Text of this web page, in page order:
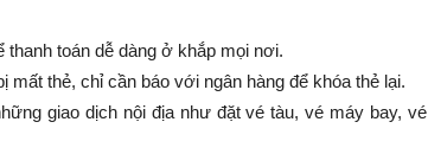
toán dễ dàng ở khắp mọi nơi.
mất thẻ, chỉ cần báo với ngân hàng để khóa thẻ lại.
giao dịch nội địa như đặt vé tàu, vé máy bay, vé